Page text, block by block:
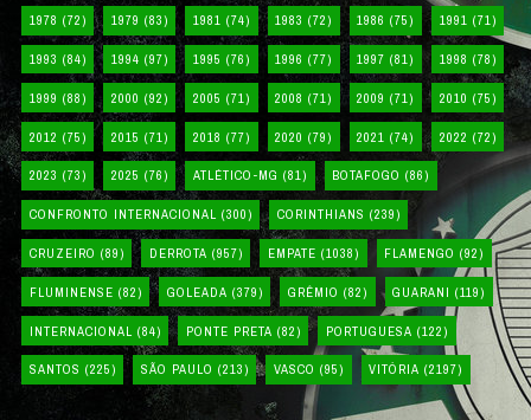
1978 (72) 1979 (83) 1981 (74) 1983 (72) 1986 (75) 1991 (71)
1993 (84) 1994 (97) 1995 (76) 1996 (77) 1997 (81) 1998 (78)
1999 (88) 2000 (92) 2005 (71) 2008 (71) 2009 (71) 2010 (75)
2012 (75) 2015 (71) 2018 (77) 2020 (79) 2021 (74) 2022 (72)
2023 (73) 2025 (76) ATLÉTICO-MG (81) BOTAFOGO (86)
CONFRONTO INTERNACIONAL (300) CORINTHIANS (239)
CRUZEIRO (89) DERROTA (957) EMPATE (1038) FLAMENGO (92)
FLUMINENSE (82) GOLEADA (379) GRÊMIO (82) GUARANI (119)
INTERNACIONAL (84) PONTE PRETA (82) PORTUGUESA (122)
SANTOS (225) SÃO PAULO (213) VASCO (95) VITÓRIA (2197)